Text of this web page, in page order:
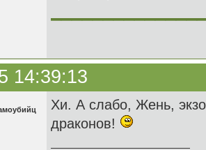
14:39:13
Хи. А слабо, Жень,
драконов!